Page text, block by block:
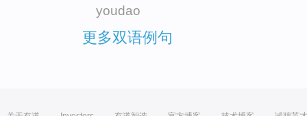
youdao
更多双语例句